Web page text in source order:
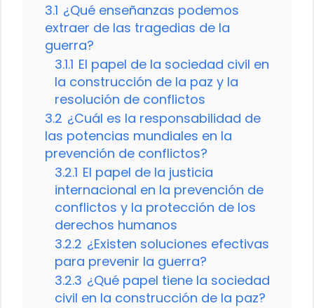
3.1 ¿Qué enseñanzas podemos
extraer de las tragedias de la
guerra?
3.1.1 El papel de la sociedad civil en
la construcción de la paz y la
resolución de conflictos
3.2 ¿Cuál es la responsabilidad de
las potencias mundiales en la
prevención de conflictos?
3.2.1 El papel de la justicia
internacional en la prevención de
conflictos y la protección de los
derechos humanos
3.2.2 ¿Existen soluciones efectivas
para prevenir la guerra?
3.2.3 ¿Qué papel tiene la sociedad
civil en la construcción de la paz?